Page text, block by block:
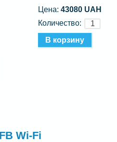
Цена:43080 UAH
Количество:
Wi-Fi